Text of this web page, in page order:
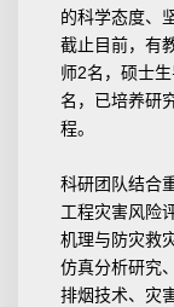
的科学态度、
截止目前，有
师2名，硕士
名，已培养研
程。
科研团队结合
工程灾害风险
机理与防灾救
仿真分析研究
排烟技术、灾